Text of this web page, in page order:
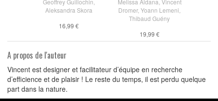
Aleksandra Skora
16,99 €
Dromer, Yoann Lemeni
Thibaud Guény
19,99 €
A propos de l'auteur
Vincent est designer et facilitateur d’équipe en recherche
d’efficience et de plaisir ! Le reste du temps, il est perdu quelque
part dans la nature.